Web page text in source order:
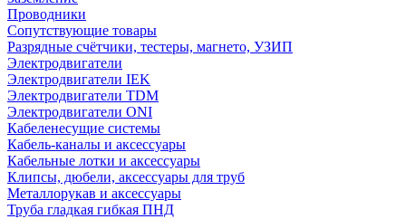
Проводники
Сопутствующие товары
Разрядные счётчики, тестеры, магнето, УЗИП
Электродвигатели
Электродвигатели IEK
Электродвигатели TDM
Электродвигатели ONI
Кабеленесущие системы
Кабель-каналы и аксессуары
Кабельные лотки и аксессуары
Клипсы, дюбели, аксессуары для труб
Металлорукав и аксессуары
Труба гладкая гибкая ПНД